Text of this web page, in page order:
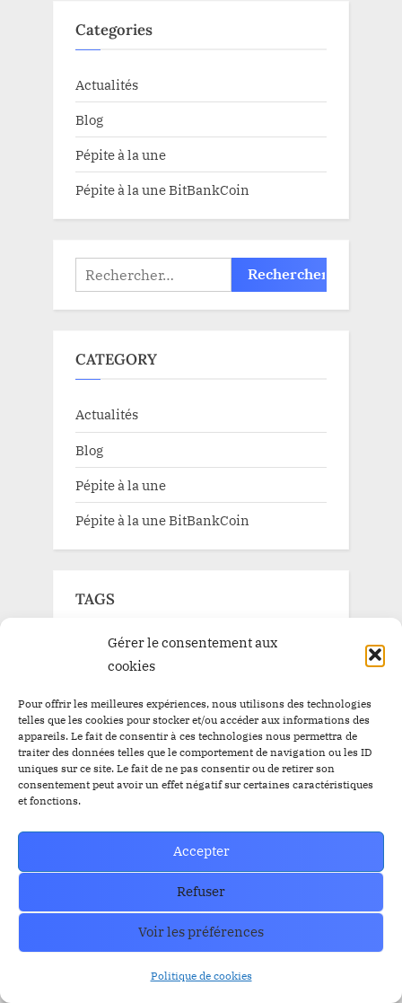
Gérer le consentement aux
cookies
Pour offrir les meilleures expériences, nous utilisons des technologies
telles que les cookies pour stocker et/ou accéder aux informations des
appareils. Le fait de consentir à ces technologies nous permettra de
traiter des données telles que le comportement de navigation ou les ID
uniques sur ce site. Le fait de ne pas consentir ou de retirer son
consentement peut avoir un effet négatif sur certaines caractéristiques
et fonctions.
Accepter
Refuser
Voir les préférences
Politique de cookies
Categories
Actualités
Blog
Pépite à la une
Pépite à la une BitBankCoin
Rechercher :
CATEGORY
Actualités
Blog
Pépite à la une
Pépite à la une BitBankCoin
TAGS
$YEMAirdrop
$BBC
Airdrops
BinanceBitBankCoin
BitBankCoin Visa Card NFTs
bitcoin
BullrunCraig WrightcryptoCZElon Musk
ETF Bitcoin ETF Bitcoin Spot
ETFsethereum
IEO
Prévente BitBankCoin